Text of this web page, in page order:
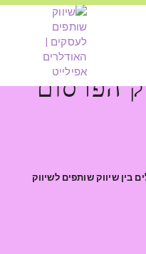
שיווק שותפים לשיווק